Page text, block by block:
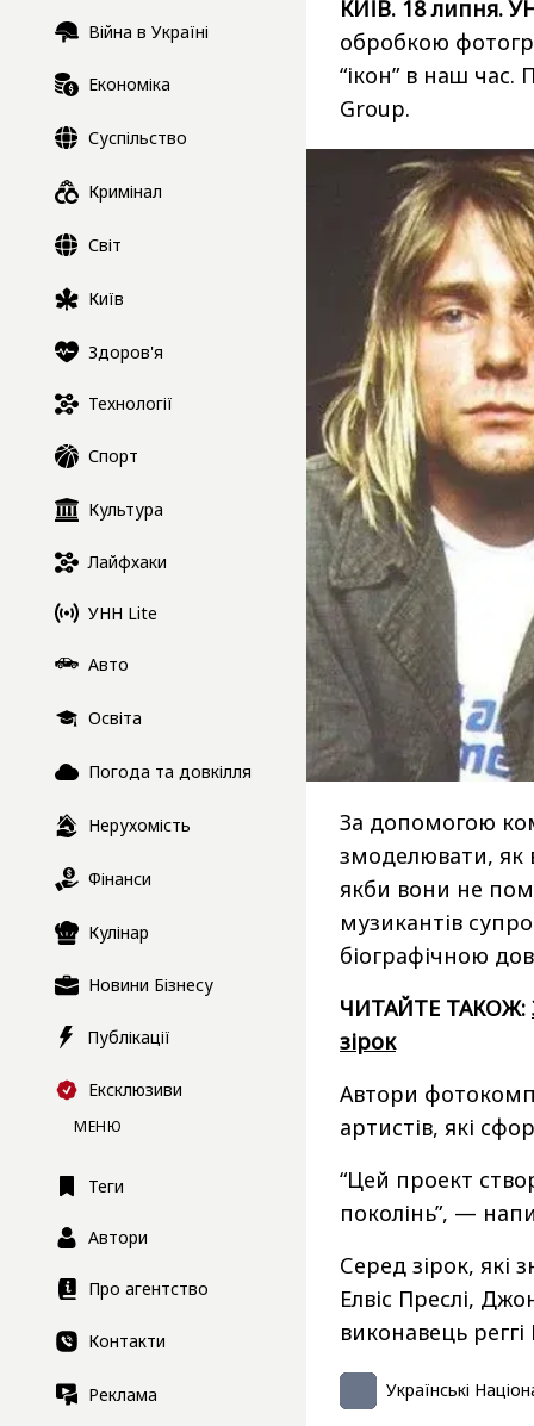
Війна в Україні
Економіка
Суспільство
Кримінал
Світ
Київ
Здоров'я
Технології
Спорт
Культура
Лайфхаки
УНН Lite
Авто
Освіта
Погода та довкілля
Нерухомість
Фінанси
Кулінар
Новини Бізнесу
Публікації
Ексклюзиви
МЕНЮ
Теги
Автори
Про агентство
Контакти
Реклама
КИЇВ. 18 липня.
обробкою
“ікон” в наш
Group.
За допомогою
змоделювати, як
якби вони не
музикантів
біографічною
ЧИТАЙТЕ ТАКОЖ:
зірок
Автори
артистів, які
“Цей проект
поколінь”, —
Серед зірок, які
Елвіс Преслі,
виконавець
Українські